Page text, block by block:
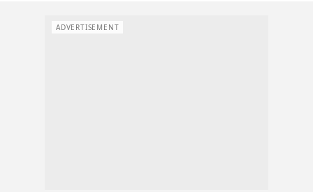
ADVERTISEMENT